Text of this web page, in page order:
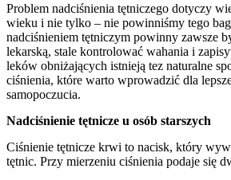
Problem nadciśnienia tętniczego dotyczy
wieku i nie tylko – nie powinniśmy tego
nadciśnieniem tętniczym powinny zawsze
lekarską, stale kontrolować wahania i
leków obniżających istnieją tez naturalne
ciśnienia, które warto wprowadzić dla
samopoczucia.
Nadciśnienie tętnicze u osób starszych
Ciśnienie tętnicze krwi to nacisk, który
tętnic. Przy mierzeniu ciśnienia podaje się